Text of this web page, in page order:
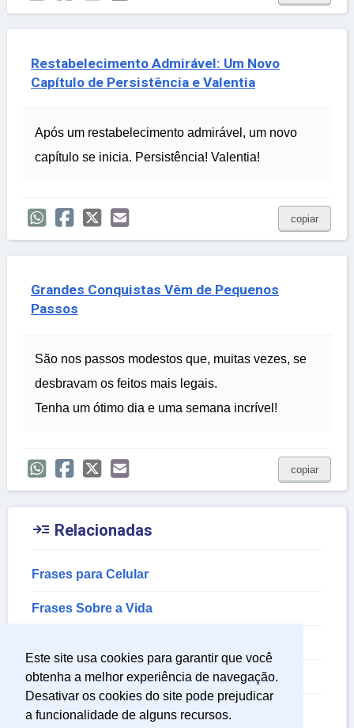
Este site usa cookies para garantir que você
obtenha a melhor experiência de navegação.
Desativar os cookies do site pode prejudicar
a funcionalidade de alguns recursos.
Restabelecimento Admirável: Um Novo
Capítulo de Persistência e Valentia
Após um restabelecimento admirável, um novo
capítulo se inicia. Persistência! Valentia!
copiar
Grandes Conquistas Vêm de Pequenos
Passos
São nos passos modestos que, muitas vezes, se
desbravam os feitos mais legais.
Tenha um ótimo dia e uma semana incrível!
copiar
 Relacionadas
Frases para Celular
Frases Sobre a Vida
Frases de Incentivo a Vida
Frases de Encorajamento